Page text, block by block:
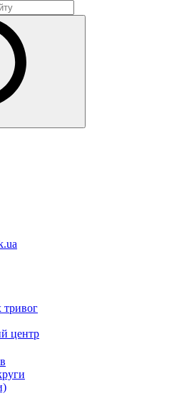
тривог
центр